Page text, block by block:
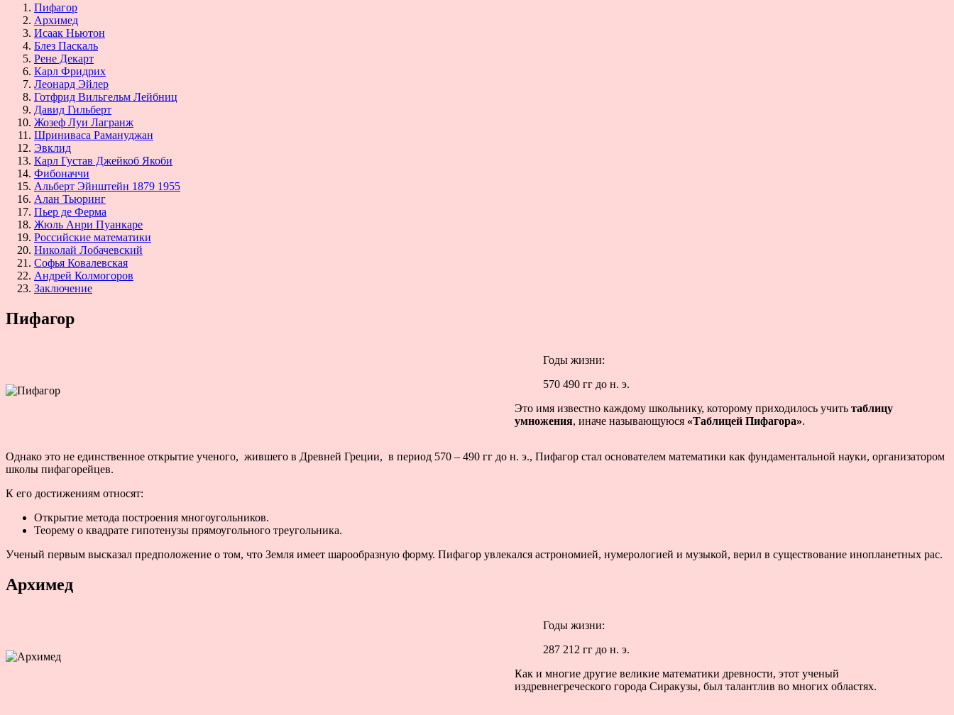
Пифагор
Архимед
Исаак Ньютон
Блез Паскаль
Рене Декарт
Карл Фридрих
Леонард Эйлер
Готфрид Вильгельм Лейбниц
Давид Гильберт
Жозеф Луи Лагранж
Шриниваса Рамануджан
Эвклид
Карл Густав Джейкоб Якоби
Фибоначчи
Альберт Эйнштейн 1879 1955
Алан Тьюринг
Пьер де Ферма
Жюль Анри Пуанкаре
Российские математики
Николай Лобачевский
Софья Ковалевская
Андрей Колмогоров
Заключение
Пифагор
Годы жизни:
570 490 гг до н. э.
Это имя известно каждому школьнику, которому приходилось учитьтаблицу
умножения, иначе называющуюся «Таблицей Пифагора».
Однако это не единственное открытие ученого, жившего в Древней Греции, в период 570 – 490 гг до н. э., Пифагор стал основателем математики как фундаментальной науки, организатором
школы пифагорейцев.
К его достижениям относят:
Открытие метода построения многоугольников.
Теорему о квадрате гипотенузы прямоугольного треугольника.
Ученый первым высказал предположение о том, что Земля имеет шарообразную форму. Пифагор увлекался астрономией, нумерологией и музыкой, верил в существование инопланетных рас.
Архимед
Годы жизни:
287 212 гг до н. э.
Как и многие другие великие математики древности, этот ученый
издревнегреческого города Сиракузы, был талантлив во многих областях.